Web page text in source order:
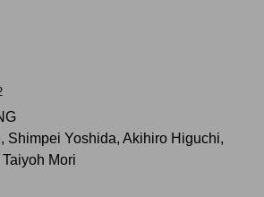
Shimpei Yoshida, Akihiro Higuchi,
Mori